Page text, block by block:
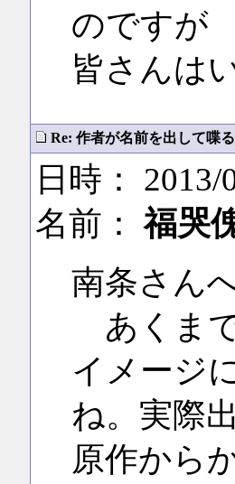
のですが
皆さんは
Re: 作者が名前を出して喋
日時： 2013/
名前：福哭
南条さん
あくま
イメージ
ね。実際
原作から